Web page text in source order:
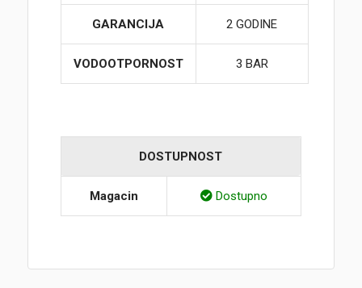
GARANCIJA 2 GODINE
VODOOTPORNOST 3 BAR
DOSTUPNOST
Magacin Dostupno